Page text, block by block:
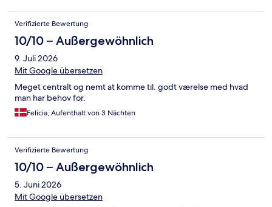
Verifizierte Bewertung
10/10 – Außergewöhnlich
9. Juli 2026
Mit Google übersetzen
Meget centralt og nemt at komme til. godt værelse med hvad
man har behov for.
Felicia, Aufenthalt von 3 Nächten
Verifizierte Bewertung
10/10 – Außergewöhnlich
5. Juni 2026
Mit Google übersetzen